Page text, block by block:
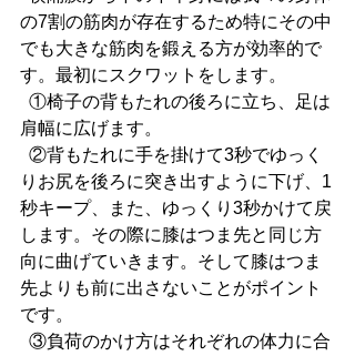
の7割の筋肉が存在するため特にその中
でも大きな筋肉を鍛える方が効率的で
す。最初にスクワットをします。
肩幅に広げます。
りお尻を後ろに突き出すように下げ、1
秒キープ、また、ゆっくり3秒かけて戻
します。その際に膝はつま先と同じ方
向に曲げていきます。そして膝はつま
先よりも前に出さないことがポイント
です。